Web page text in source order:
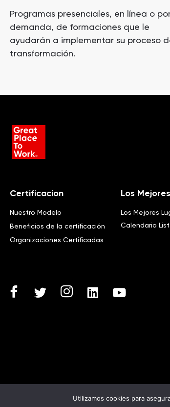
Programas presenciales, en línea o
demanda, de formaciones que le
ayudarán a implementar su proceso
transformación.
Certificacion
Nuestro Modelo
Beneficios de la certificación
Organizaciones Certificadas
Los
Los Mejores
Calendario
Utilizamos cookies para